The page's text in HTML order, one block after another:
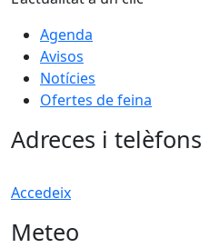
Agenda
Avisos
Notícies
Ofertes de feina
Adreces i telèfons
Accedeix
Meteo